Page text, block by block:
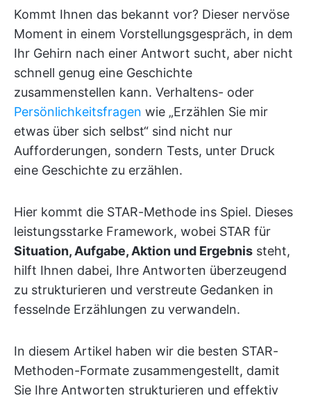
Kommt Ihnen das bekannt vor? Dieser nervöse
Moment in einem Vorstellungsgespräch, in dem
Ihr Gehirn nach einer Antwort sucht, aber nicht
schnell genug eine Geschichte
zusammenstellen kann. Verhaltens- oder
Persönlichkeitsfragen wie „Erzählen Sie mir
etwas über sich selbst“ sind nicht nur
Aufforderungen, sondern Tests, unter Druck
eine Geschichte zu erzählen.
Hier kommt die STAR-Methode ins Spiel. Dieses
leistungsstarke Framework, wobei STAR für
Situation, Aufgabe, Aktion und Ergebnis steht,
hilft Ihnen dabei, Ihre Antworten überzeugend
zu strukturieren und verstreute Gedanken in
fesselnde Erzählungen zu verwandeln.
In diesem Artikel haben wir die besten STAR-
Methoden-Formate zusammengestellt, damit
Sie Ihre Antworten strukturieren und effektiv